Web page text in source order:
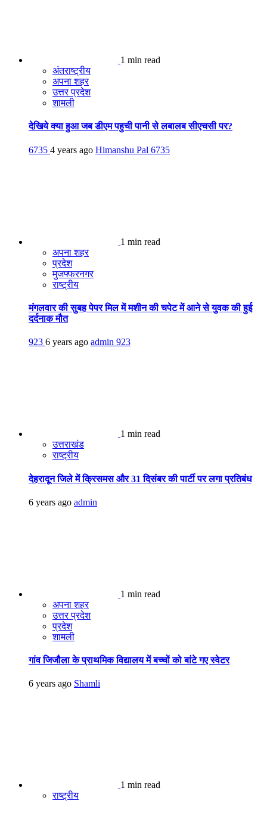
1 min read
अंतराष्ट्रीय
अपना शहर
उत्तर प्रदेश
शामली
देखिये क्या हुआ जब डीएम पहुची पानी से लबालब सीएचसी पर?
6735 4 years ago Himanshu Pal 6735
1 min read
अपना शहर
प्रदेश
मुजफ्फरनगर
राष्ट्रीय
मंगलवार की सुबह पेपर मिल में मशीन की चपेट में आने से युवक की हुई
दर्दनाक मौत
923 6 years ago admin 923
1 min read
उत्तराखंड
राष्ट्रीय
देहरादून जिले में क्रिसमस और 31 दिसंबर की पार्टी पर लगा प्रतिबंध
6 years ago admin
1 min read
अपना शहर
उत्तर प्रदेश
प्रदेश
शामली
गांव जिजौला के प्राथमिक विद्यालय में बच्चों को बांटे गए स्वेटर
6 years ago Shamli
1 min read
राष्ट्रीय